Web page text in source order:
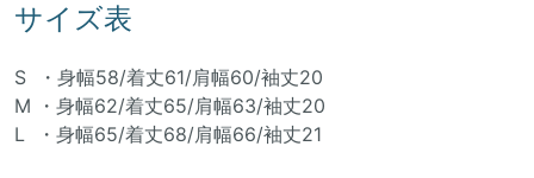
サイズ表
S ・身幅58/着丈61/肩幅60/袖丈20
M ・身幅62/着丈65/肩幅63/袖丈20
L ・身幅65/着丈68/肩幅66/袖丈21